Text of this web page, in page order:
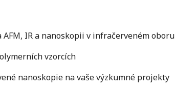
IR a nanoskopii v infračerveném oboru
vzorcích
nanoskopie na vaše výzkumné projekty